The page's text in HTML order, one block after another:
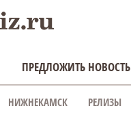
ПРЕДЛОЖИТЬ НОВОСТЬ
НИЖНЕКАМСК РЕЛИЗЫ